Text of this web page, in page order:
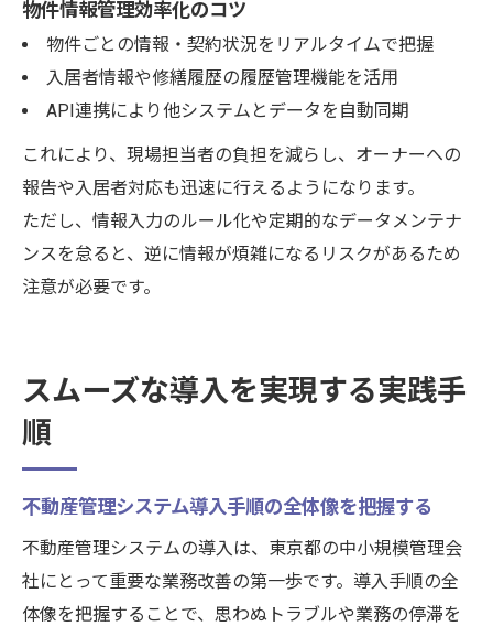
物件情報管理効率化のコツ
物件ごとの情報・契約状況をリアルタイムで把握
入居者情報や修繕履歴の履歴管理機能を活用
API連携により他システムとデータを自動同期
これにより、現場担当者の負担を減らし、オーナーへの
報告や入居者対応も迅速に行えるようになります。
ただし、情報入力のルール化や定期的なデータメンテナ
ンスを怠ると、逆に情報が煩雑になるリスクがあるため
注意が必要です。
スムーズな導入を実現する実践手
順
不動産管理システム導入手順の全体像を把握する
不動産管理システムの導入は、東京都の中小規模管理会
社にとって重要な業務改善の第一歩です。導入手順の全
体像を把握することで、思わぬトラブルや業務の停滞を